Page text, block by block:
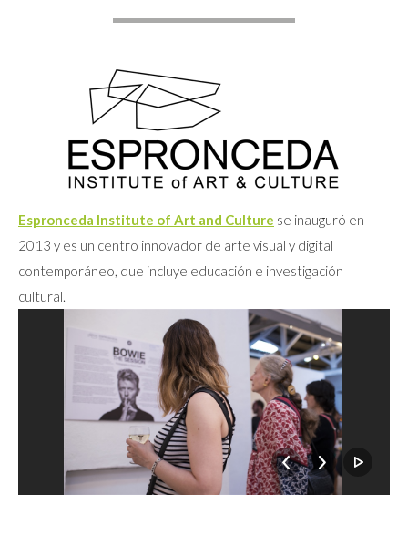
Espronceda Institute of Art and Culture se inauguró en
2013 y es un centro innovador de arte visual y digital
contemporáneo, que incluye educación e investigación
cultural.